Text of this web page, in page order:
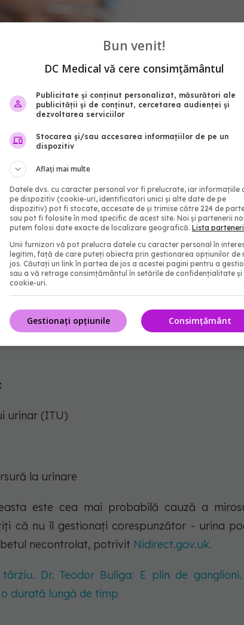
- FOTO: Freepik
familie în legătură cu mirosul urinei decât
de exemplu, dacă aveți și alte
urinar (ITU)
la urinare
este cea mai probabilă cauză a
că nu îl gestionați corespunzător - urina
necontrolat, potrivit Nidirect.gov.uk.
Dr. Teodor Buliga: E plin de ganglioni.
durată lungă de timp
Bun venit!
DC Medical vă cere consimțământul
Publicitate și conținut personalizat, măsurători ale
publicității și de conținut, cercetarea audienței și
dezvoltarea serviciilor
Stocarea și/sau accesarea informațiilor de pe un
dispozitiv
Aflați mai multe
Datele dvs. cu caracter personal vor fi prelucrate, iar informațiile
pe dispozitiv (cookie-uri, identificatori unici și alte date de pe
dispozitiv) pot fi stocate, accesate de și trimise către 224 de
sau pot fi folosite în mod specific de acest site. Noi și partenerii
putem folosi date exacte de localizare geografică. Lista
Unii furnizori vă pot prelucra datele cu caracter personal în
legitim, față de care puteți obiecta prin gestionarea opțiunilor de
jos. Căutați un link în partea de jos a acestei pagini pentru a
sau a vă retrage consimțământul în setările de confidențialitate și
cookie-uri.
Consimțământ
Gestionați opțiunile